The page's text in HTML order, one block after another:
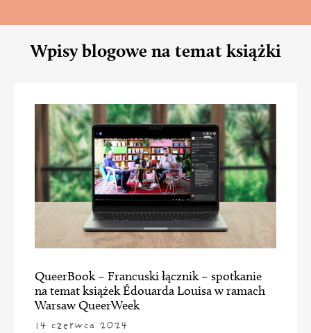
Wpisy blogowe na temat książki
QueerBook – Francuski łącznik – spotkanie
na temat książek Édouarda Louisa w ramach
Warsaw QueerWeek
14 czerwca 2024